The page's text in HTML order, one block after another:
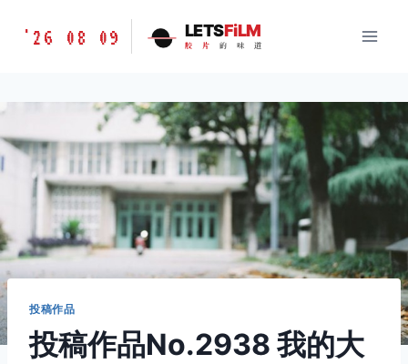
胶
味
LETSFILM
'26 08 09 LETSFiLM
胶 片 的 味 道
投稿作品
投稿作品No.2938 我的大